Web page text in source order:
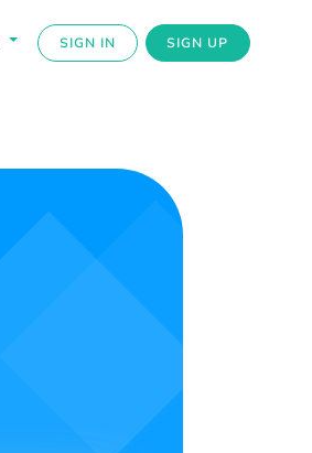
SIGN IN SIGN UP